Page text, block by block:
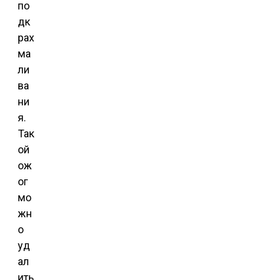
по
дк
рах
ма
ли
ва
ни
я.
Так
ой
ож
ог
мо
жн
о
уд
ал
ить